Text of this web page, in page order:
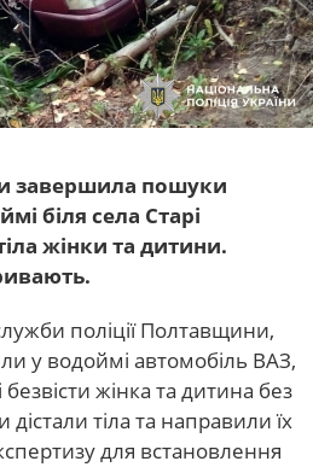
завершила пошуки
біля села Старі
жінки та дитини.
поліції Полтавщини,
у водоймі автомобіль ВАЗ,
жінка та дитина без
тіла та направили їх
для встановлення